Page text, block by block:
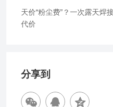
天价“粉尘费”？一次露天焊
代价
分享到